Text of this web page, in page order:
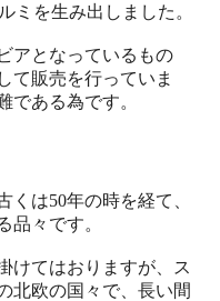
ミを生み出しました。
アとなっているもの
て販売を行っていま
である為です。
くは50年の時を経て、
品々です。
けてはおりますが、ス
北欧の国々で、長い間